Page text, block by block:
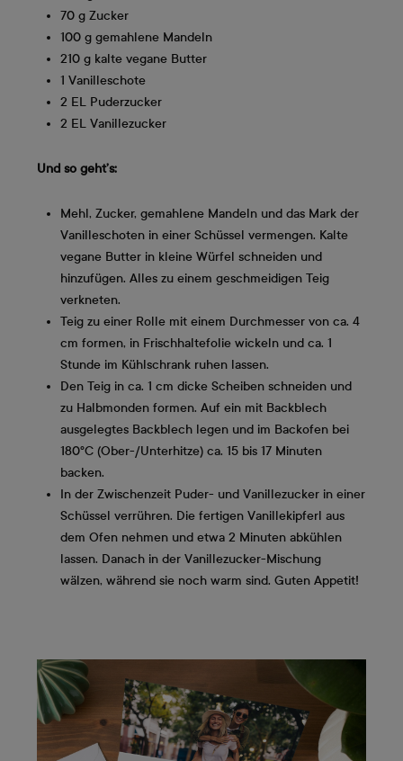
70 g Zucker
100 g gemahlene Mandeln
210 g kalte vegane Butter
1 Vanilleschote
2 EL Puderzucker
2 EL Vanillezucker
Und so geht’s:
Mehl, Zucker, gemahlene Mandeln und das Mark der
Vanilleschoten in einer Schüssel vermengen. Kalte
vegane Butter in kleine Würfel schneiden und
hinzufügen. Alles zu einem geschmeidigen Teig
verkneten.
Teig zu einer Rolle mit einem Durchmesser von ca. 4
cm formen, in Frischhaltefolie wickeln und ca. 1
Stunde im Kühlschrank ruhen lassen.
Den Teig in ca. 1 cm dicke Scheiben schneiden und
zu Halbmonden formen. Auf ein mit Backblech
ausgelegtes Backblech legen und im Backofen bei
180°C (Ober-/Unterhitze) ca. 15 bis 17 Minuten
backen.
In der Zwischenzeit Puder- und Vanillezucker in einer
Schüssel verrühren. Die fertigen Vanillekipferl aus
dem Ofen nehmen und etwa 2 Minuten abkühlen
lassen. Danach in der Vanillezucker-Mischung
wälzen, während sie noch warm sind. Guten Appetit!